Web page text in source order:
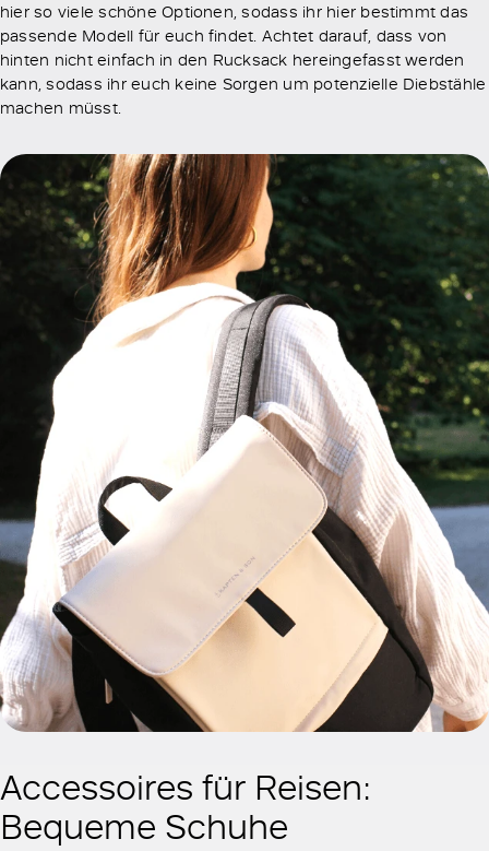
hier so viele schöne Optionen, sodass ihr hier bestimmt das
passende Modell für euch findet. Achtet darauf, dass von
hinten nicht einfach in den Rucksack hereingefasst werden
kann, sodass ihr euch keine Sorgen um potenzielle Diebstähle
machen müsst.
Accessoires für Reisen:
Bequeme Schuhe